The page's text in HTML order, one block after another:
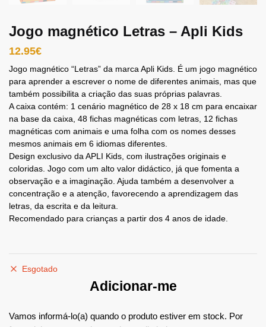
Jogo magnético Letras – Apli Kids
12.95€
Jogo magnético “Letras” da marca Apli Kids. É um jogo magnético
para aprender a escrever o nome de diferentes animais, mas que
também possibilita a criação das suas próprias palavras.
A caixa contém: 1 cenário magnético de 28 x 18 cm para encaixar
na base da caixa, 48 fichas magnéticas com letras, 12 fichas
magnéticas com animais e uma folha com os nomes desses
mesmos animais em 6 idiomas diferentes.
Design exclusivo da APLI Kids, com ilustrações originais e
coloridas. Jogo com um alto valor didáctico, já que fomenta a
observação e a imaginação. Ajuda também a desenvolver a
concentração e a atenção, favorecendo a aprendizagem das
letras, da escrita e da leitura.
Recomendado para crianças a partir dos 4 anos de idade.
Esgotado
Adicionar-me
Vamos informá-lo(a) quando o produto estiver em stock. Por